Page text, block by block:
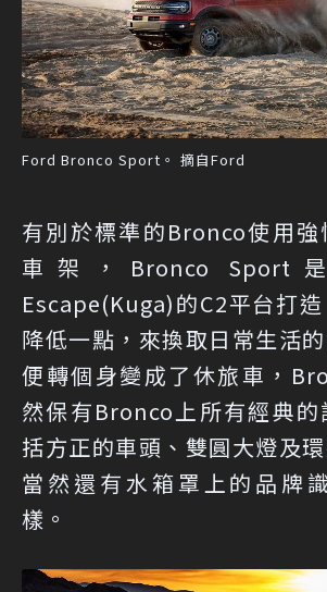
Ford Bronco Sport。 摘自Ford
有別於標準的Bronco使用強
車架，Bronco Sport
Escape(Kuga)的C2平台打
降低一點，來換取日常生活
便轉個身變成了休旅車，
然保有Bronco上所有經典的
括方正的車頭、雙圓大燈及
當然還有水箱罩上的品牌
樣。